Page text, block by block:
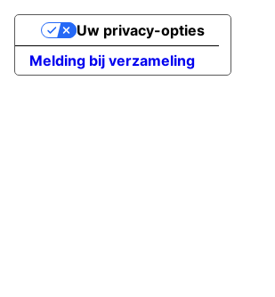
Melding bij verzameling
Uw privacy-opties